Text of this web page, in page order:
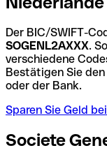
Der BIC/SWIFT-
SOGENL2AXXX.
verschiedene
Bestätigen Sie
oder der Bank.
Sparen Sie Geld
Societe